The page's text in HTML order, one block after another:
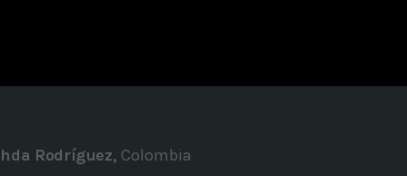
Time
Rodríguez, Colombia